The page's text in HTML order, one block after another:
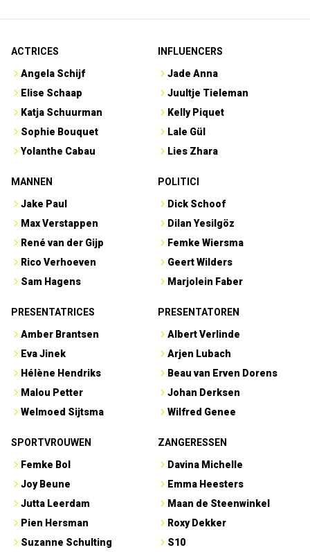
ACTRICES
Angela Schijf
Elise Schaap
Katja Schuurman
Sophie Bouquet
Yolanthe Cabau
INFLUENCERS
Jade Anna
Juultje Tieleman
Kelly Piquet
Lale Gül
Lies Zhara
MANNEN
Jake Paul
Max Verstappen
René van der Gijp
Rico Verhoeven
Sam Hagens
POLITICI
Dick Schoof
Dilan Yesilgöz
Femke Wiersma
Geert Wilders
Marjolein Faber
PRESENTATRICES
Amber Brantsen
Eva Jinek
Hélène Hendriks
Malou Petter
Welmoed Sijtsma
PRESENTATOREN
Albert Verlinde
Arjen Lubach
Beau van Erven Dorens
Johan Derksen
Wilfred Genee
SPORTVROUWEN
Femke Bol
Joy Beune
Jutta Leerdam
Pien Hersman
Suzanne Schulting
ZANGERESSEN
Davina Michelle
Emma Heesters
Maan de Steenwinkel
Roxy Dekker
S10